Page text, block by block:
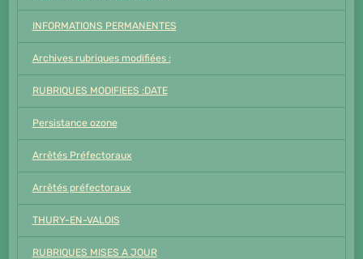
INFORMATIONS PERMANENTES
Archives rubriques modifiées :
RUBRIQUES MODIFIEES :DATE
Persistance ozone
Arrêtés Préfectoraux
Arrêtés préfectoraux
THURY-EN-VALOIS
RUBRIQUES MISES A JOUR